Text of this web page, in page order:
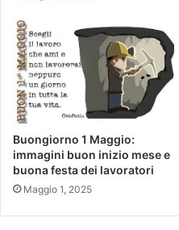
Buongiorno 1 Maggio:
immagini buon inizio mese e
buona festa dei lavoratori
Maggio 1, 2025